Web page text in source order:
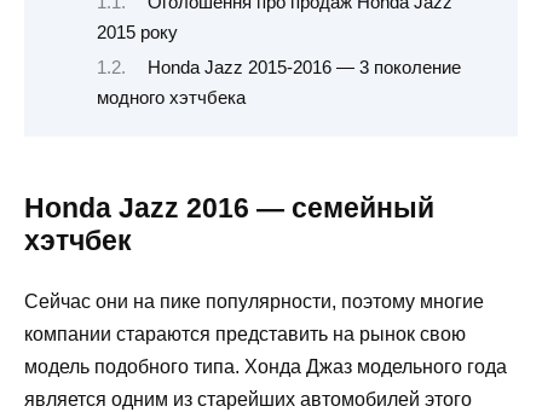
2015 року
Honda Jazz 2015-2016 — 3 поколение
модного хэтчбека
Honda Jazz 2016 — семейный
хэтчбек
Сейчас они на пике популярности, поэтому многие
компании стараются представить на рынок свою
модель подобного типа. Хонда Джаз модельного года
является одним из старейших автомобилей этого